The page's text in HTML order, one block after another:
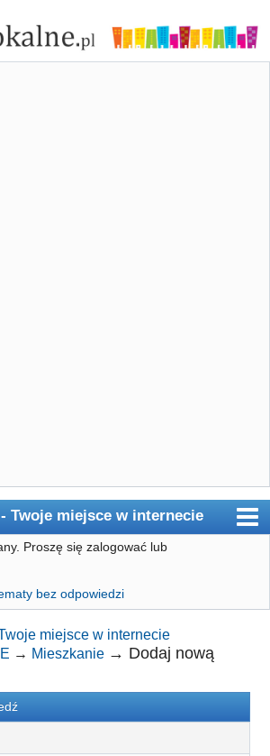
Twoje miejsce w internecie
Proszę się zalogować lub
bez odpowiedzi
miejsce w internecie
→ Mieszkanie → Dodaj nową